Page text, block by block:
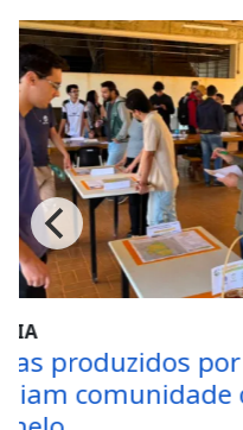
UFU
Inscrições